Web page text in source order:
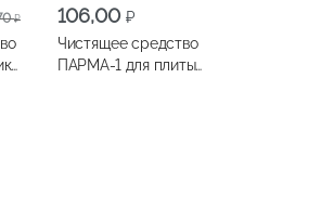
₽ 106,00 ₽
Чистящее средство
ПАРМА-1 для плиты